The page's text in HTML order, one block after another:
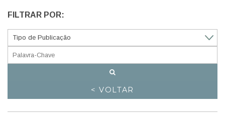
FILTRAR POR:
< VOLTAR